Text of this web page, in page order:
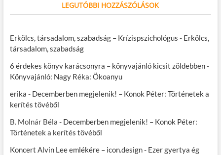
LEGUTÓBBI HOZZÁSZÓLÁSOK
Erkölcs, társadalom, szabadság – Krízispszichológus - Erkölcs,
társadalom, szabadság
6 érdekes könyv karácsonyra – könyvajánló kicsit zöldebben-
Könyvajánló: Nagy Réka: Ökoanyu
erika - Decemberben megjelenik! – Konok Péter: Történetek a
kerítés tövéből
B. Molnár Béla - Decemberben megjelenik! – Konok Péter:
Történetek a kerítés tövéből
Koncert Alvin Lee emlékére – icon.design- Ezer gyertya ég